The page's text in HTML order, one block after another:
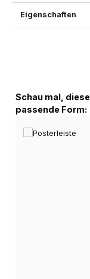
Eigenschaften
Produktgalerie
Schau mal,
passende Form: